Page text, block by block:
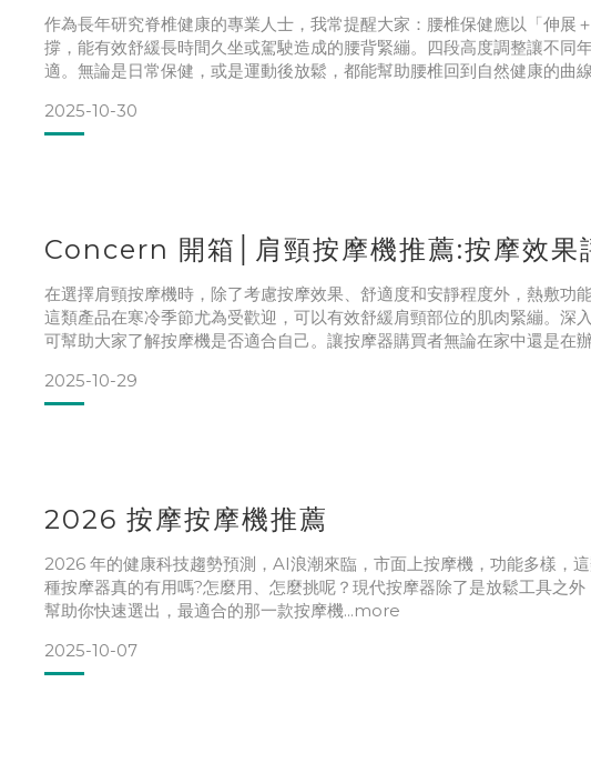
作為長年研究脊椎健康的專業人士，我常提醒大家：腰椎保健應以「伸展
撐，能有效舒緩長時間久坐或駕駛造成的腰背緊繃。四段高度調整讓不同
適。無論是日常保健，或是運動後放鬆，都能幫助腰椎回到自然健康的曲線
2025-10-30
Concern 開箱│肩頸按摩機推薦:按摩效果
在選擇肩頸按摩機時，除了考慮按摩效果、舒適度和安靜程度外，熱敷功
這類產品在寒冷季節尤為受歡迎，可以有效舒緩肩頸部位的肌肉緊繃。深
可幫助大家了解按摩機是否適合自己。讓按摩器購買者無論在家中還是
2025-10-29
2026 按摩按摩機推薦
2026 年的健康科技趨勢預測，AI浪潮來臨，市面上按摩機，功能多樣，
種按摩器真的有用嗎?怎麼用、怎麼挑呢？現代按摩器除了是放鬆工具之
幫助你快速選出，最適合的那一款按摩機...more
2025-10-07